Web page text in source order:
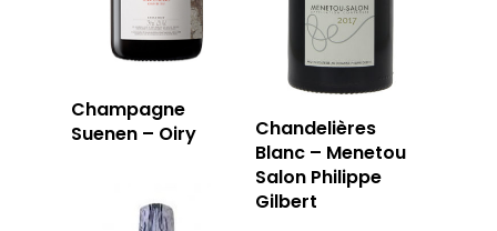
Champagne
Suenen – Oiry
Chandelières
Blanc – Menetou
Salon Philippe
Gilbert